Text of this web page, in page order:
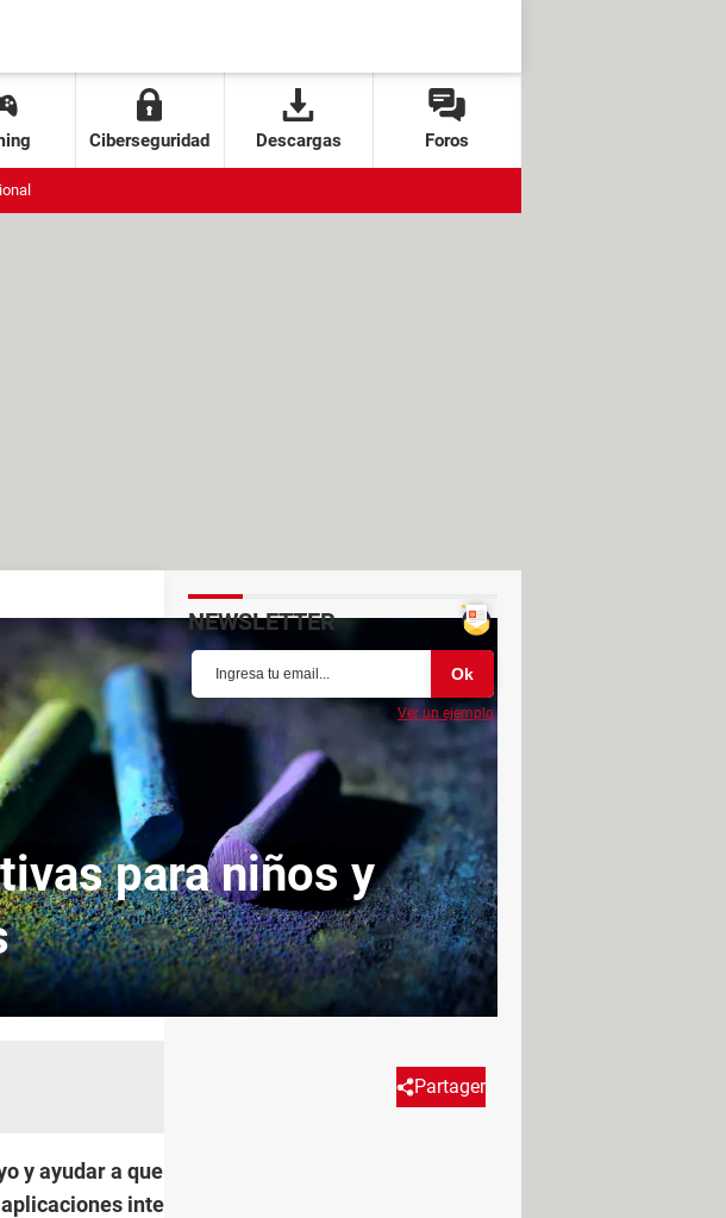
Ciberseguridad Descargas Foros
para niños y
Partager
ayudar a que tus hijos sigan aprendiendo
interesantes y variadas, clasificadas
NEWSLETTER
Ver un ejemplo